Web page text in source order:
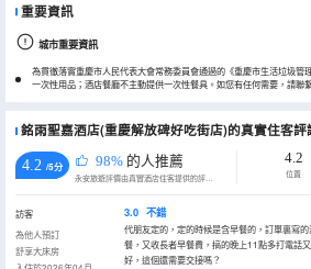
重要資訊
城市重要資訊
為貫徹落實重慶市人民代表大會常務委員會通過的《重慶市生活垃圾管
一次性用品；酒店餐廳不主動提供一次性餐具。如您有任何需要，請聯
銘雨聖嘉酒店(重慶解放碑好吃街店)的真實住客評
4.2 /5分 98% 的人推薦
永安旅遊評價由真實酒店住客提供的評價。
4.2
位置
訪客
為他人預訂
舒享大床房
3.0 不錯
代朋友定的，定的時候是含早餐的，訂單裏寫
餐，又收長者早餐費，搞的晚上11點多打電話
好，這個還需要交接嗎？